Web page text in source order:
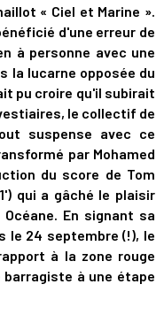
« Ciel et Marine ».
d'une erreur de
à personne avec une
la lucarne opposée du
pu croire qu'il subirait
le collectif de
suspense avec ce
par Mohamed
du score de Tom
qui a gâché le plaisir
En signant sa
le 24 septembre (!), le
à la zone rouge
barragiste à une étape